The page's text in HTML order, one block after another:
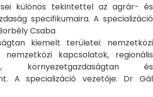
különös tekintettel az agrár- és
specifikumaira. A specializáció
Csaba
kiemelt területei: nemzetközi
nemzetközi kapcsolatok, regionális
környezetgazdaságtan és
A specializáció vezetője: Dr Gál